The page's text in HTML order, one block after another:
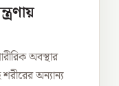
অবস্থার
অন্যান্য